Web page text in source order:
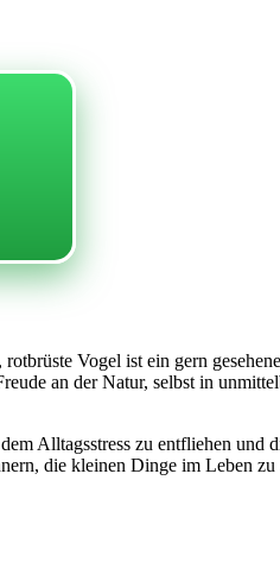
Vogel ist ein gern
an der Natur, selbst in
Alltagsstress zu entfliehen und
die kleinen Dinge im Leben